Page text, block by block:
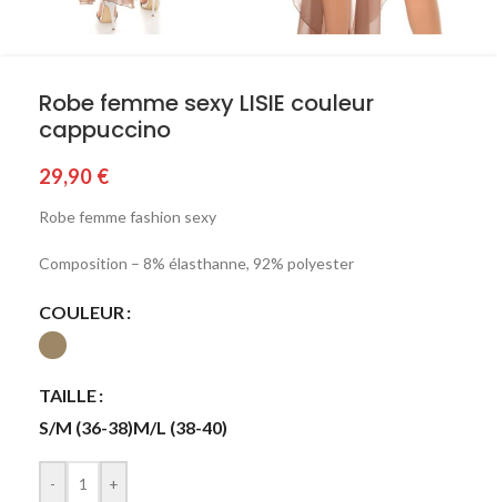
Robe femme sexy LISIE couleur
cappuccino
29,90 €
Robe femme fashion sexy
Composition – 8% élasthanne, 92% polyester
COULEUR
TAILLE
S/M (36-38)M/L (38-40)
- +